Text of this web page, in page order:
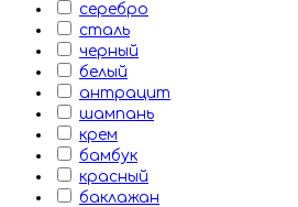
серебро
сталь
черный
белый
антрацит
шампань
крем
бамбук
красный
баклажан